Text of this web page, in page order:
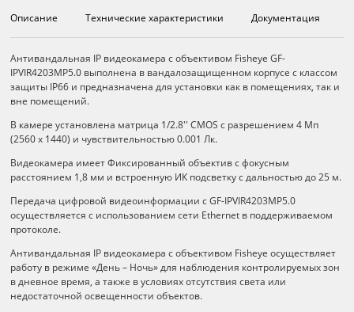
Описание Технические характеристики Документация
Описание
Антивандальная IP видеокамера с объективом Fisheye GF-
IPVIR4203MP5.0 выполнена в вандалозащищенном корпусе с классом
защиты IP66 и предназначена для установки как в помещениях, так и
вне помещений.
В камере установлена матрица 1/2.8'' CMOS с разрешением 4 Мп
(2560 х 1440) и чувствительностью 0.001 Лк.
Видеокамера имеет Фиксированный объектив с фокусным
расстоянием 1,8 мм и встроенную ИК подсветку с дальностью до 25 м.
Передача цифровой видеоинформации c GF-IPVIR4203MP5.0
осуществляется с использованием сети Ethernet в поддерживаемом
протоколе.
Антивандальная IP видеокамера с объективом Fisheye осуществляет
работу в режиме «День – Ночь» для наблюдения контролируемых зон
в дневное время, а также в условиях отсутствия света или
недостаточной освещенности объектов.